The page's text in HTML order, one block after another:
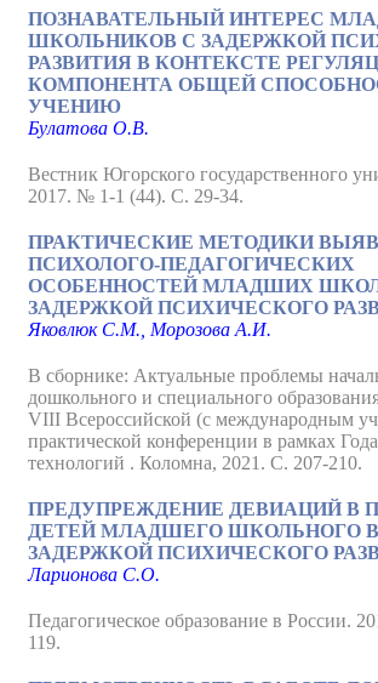
ПОЗНАВАТЕЛЬНЫЙ ИНТЕРЕС
ШКОЛЬНИКОВ С ЗАДЕРЖКОЙ
РАЗВИТИЯ В КОНТЕКСТЕ
КОМПОНЕНТА ОБЩЕЙ
УЧЕНИЮ
Булатова О.В.
Вестник Югорского государственного
2017. № 1-1 (44). С. 29-34.
ПРАКТИЧЕСКИЕ МЕТОДИКИ
ПСИХОЛОГО-ПЕДАГОГИЧЕСКИХ
ОСОБЕННОСТЕЙ МЛАДШИХ
ЗАДЕРЖКОЙ ПСИХИЧЕСКОГО
Яковлюк С.М., Морозова А.И.
В сборнике: Актуальные проблемы
дошкольного и специального
VIII Всероссийской (с международным
практической конференции в рамках
технологий . Коломна, 2021. С. 207-210.
ПРЕДУПРЕЖДЕНИЕ ДЕВИАЦИЙ В
ДЕТЕЙ МЛАДШЕГО ШКОЛЬНОГО
ЗАДЕРЖКОЙ ПСИХИЧЕСКОГО
Ларионова С.О.
Педагогическое образование в России.
119.